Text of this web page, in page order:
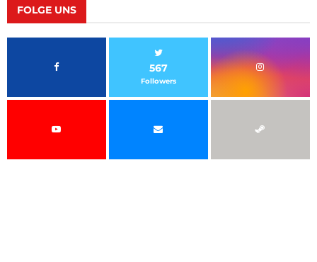
FOLGE UNS
567
Followers